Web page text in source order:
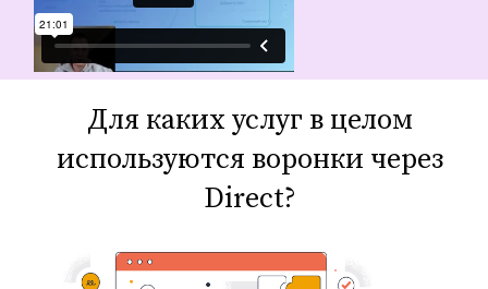
Для каких услуг в целом
используются воронки через
Direct?